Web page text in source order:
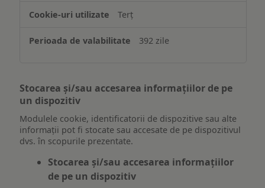
Terț
392 zile
Stocarea și/sau accesarea informațiilor de pe
un dispozitiv
Modulele cookie, identificatorii de dispozitive sau alte
informații pot fi stocate sau accesate de pe dispozitivul
dvs. în scopurile prezentate.
Stocarea și/sau accesarea informațiilor
de pe un dispozitiv